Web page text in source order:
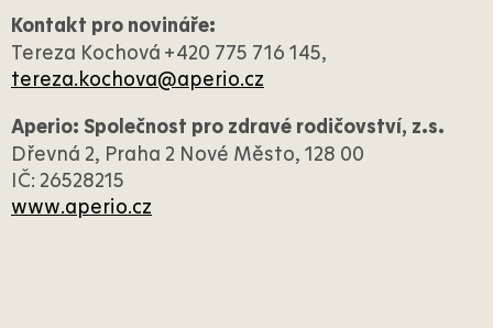
Kontakt pro novináře:
Tereza Kochová +420 775 716 145,
tereza.kochova@aperio.cz
Aperio: Společnost pro zdravé rodičovství, z.s.
Dřevná 2, Praha 2 Nové Město, 128 00
IČ: 26528215
www.aperio.cz